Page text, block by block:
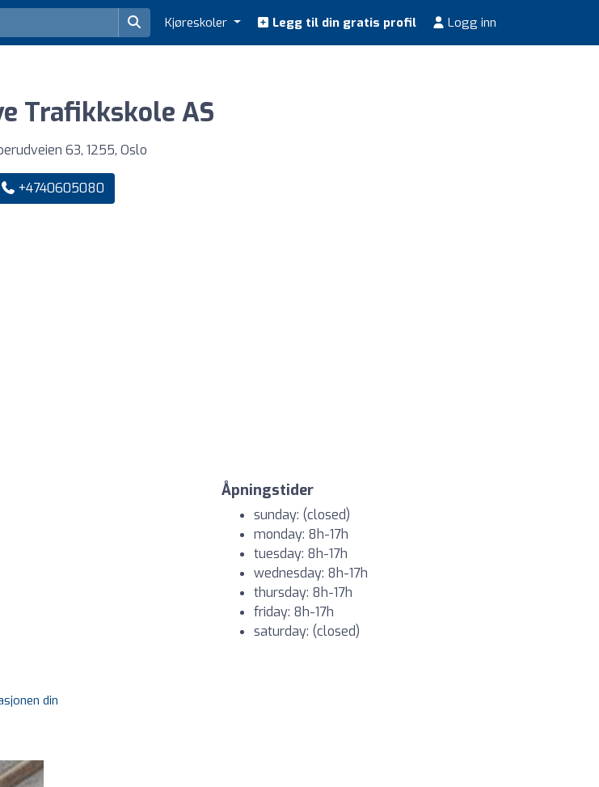
Kjøreskoler Legg til din gratis profil Logg inn
Trafikkskole AS
63, 1255, Oslo
+4740605080
Åpningstider
sunday: (closed)
monday: 8h-17h
tuesday: 8h-17h
wednesday: 8h-17h
thursday: 8h-17h
friday: 8h-17h
saturday: (closed)
din